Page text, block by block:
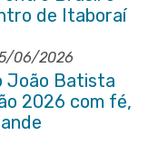
de Itaboraí
06/2026
João Batista
2026 com fé,